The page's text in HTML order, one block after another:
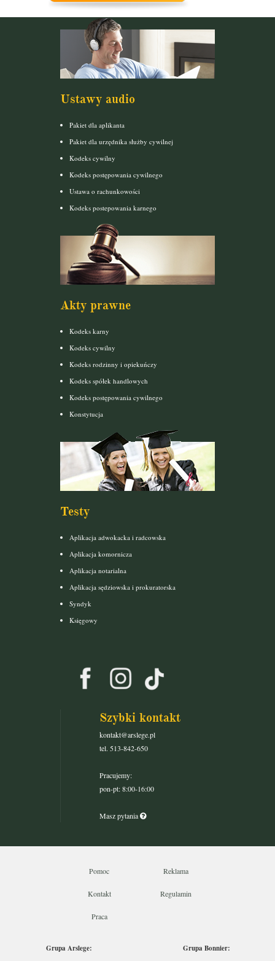
Ustawy audio
Pakiet dla aplikanta
Pakiet dla urzędnika służby cywilnej
Kodeks cywilny
Kodeks postępowania cywilnego
Ustawa o rachunkowości
Kodeks postepowania karnego
Akty prawne
Kodeks karny
Kodeks cywilny
Kodeks rodzinny i opiekuńczy
Kodeks spółek handlowych
Kodeks postępowania cywilnego
Konstytucja
Testy
Aplikacja adwokacka i radcowska
Aplikacja komornicza
Aplikacja notarialna
Aplikacja sędziowska i prokuratorska
Syndyk
Księgowy
Szybki kontakt
kontakt@arslege.pl
tel. 513-842-650
Pracujemy:
pon-pt: 8:00-16:00
Masz pytania
Pomoc Reklama
Kontakt Regulamin
Praca
Grupa Arslege:
Grupa Bonnier: